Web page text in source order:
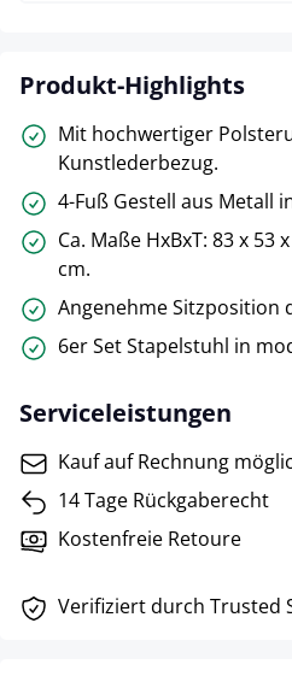
Produkt-Highlights
Mit hochwertiger
Kunstlederbezug.
4-Fuß Gestell aus Metall
Ca. Maße HxBxT: 83 x 53
cm.
Angenehme Sitzposition
6er Set Stapelstuhl in
Serviceleistungen
Kauf auf Rechnung
14 Tage Rückgaberecht
Kostenfreie Retoure
Verifiziert durch Trusted